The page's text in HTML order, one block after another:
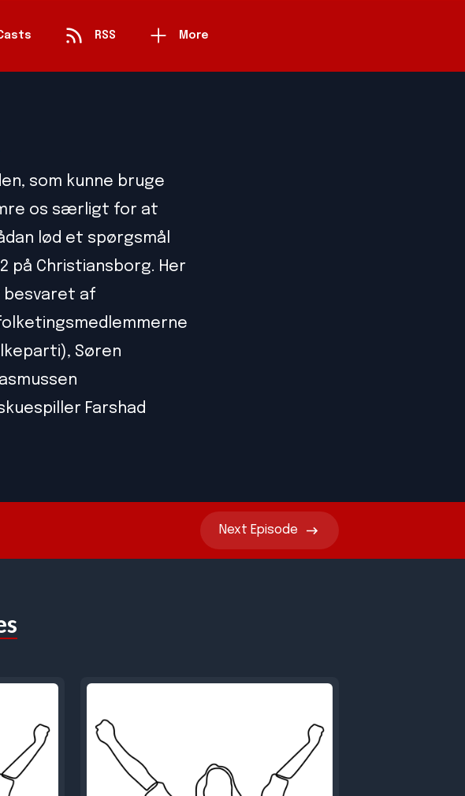
RSS More
som kunne bruge
os særligt for at
lød et spørgsmål
på Christiansborg. Her
besvaret af
Søren
Farshad
Next Episode